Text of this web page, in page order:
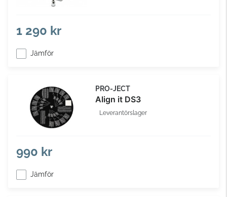
1 290 kr
Jämför
PRO-JECT
Align it DS3
Leverantörslager
990 kr
Jämför